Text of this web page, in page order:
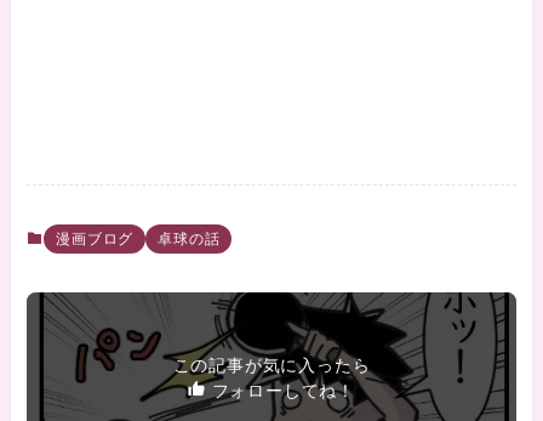
漫画ブログ 卓球の話
この記事が気に入ったら
フォローしてね！